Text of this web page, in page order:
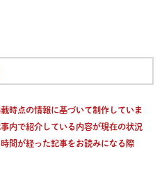
時点の情報に基づいて制作していま
内で紹介している内容が現在の状況
間が経った記事をお読みになる際